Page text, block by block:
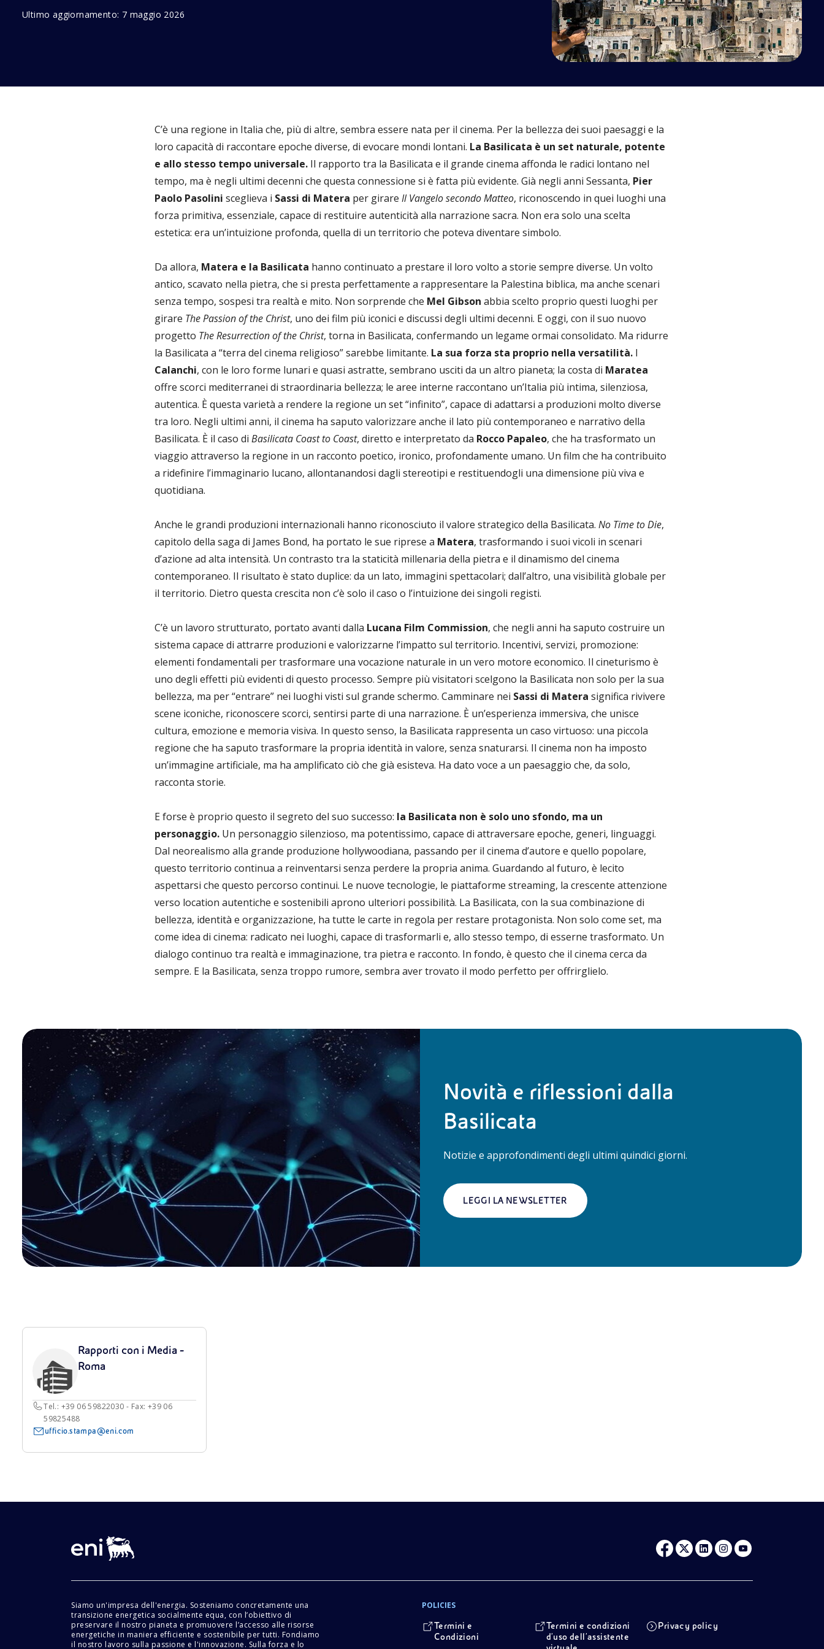
Ultimo aggiornamento: 7 maggio 2026
C’è una regione in Italia che, più di altre, sembra essere nata per il cinema. Per la bellezza dei suoi paesaggi e la
loro capacità di raccontare epoche diverse, di evocare mondi lontani. La Basilicata è un set naturale, potente
e allo stesso tempo universale. Il rapporto tra la Basilicata e il grande cinema affonda le radici lontano nel
tempo, ma è negli ultimi decenni che questa connessione si è fatta più evidente. Già negli anni Sessanta, Pier
Paolo Pasolini sceglieva i Sassi di Matera per girare Il Vangelo secondo Matteo, riconoscendo in quei luoghi una
forza primitiva, essenziale, capace di restituire autenticità alla narrazione sacra. Non era solo una scelta
estetica: era un’intuizione profonda, quella di un territorio che poteva diventare simbolo.
Da allora, Matera e la Basilicata hanno continuato a prestare il loro volto a storie sempre diverse. Un volto
antico, scavato nella pietra, che si presta perfettamente a rappresentare la Palestina biblica, ma anche scenari
senza tempo, sospesi tra realtà e mito. Non sorprende che Mel Gibson abbia scelto proprio questi luoghi per
girare The Passion of the Christ, uno dei film più iconici e discussi degli ultimi decenni. E oggi, con il suo nuovo
progetto The Resurrection of the Christ, torna in Basilicata, confermando un legame ormai consolidato. Ma ridurre
la Basilicata a “terra del cinema religioso” sarebbe limitante. La sua forza sta proprio nella versatilità. I
Calanchi, con le loro forme lunari e quasi astratte, sembrano usciti da un altro pianeta; la costa di Maratea
offre scorci mediterranei di straordinaria bellezza; le aree interne raccontano un’Italia più intima, silenziosa,
autentica. È questa varietà a rendere la regione un set “infinito”, capace di adattarsi a produzioni molto diverse
tra loro. Negli ultimi anni, il cinema ha saputo valorizzare anche il lato più contemporaneo e narrativo della
Basilicata. È il caso di Basilicata Coast to Coast, diretto e interpretato da Rocco Papaleo, che ha trasformato un
viaggio attraverso la regione in un racconto poetico, ironico, profondamente umano. Un film che ha contribuito
a ridefinire l’immaginario lucano, allontanandosi dagli stereotipi e restituendogli una dimensione più viva e
quotidiana.
Anche le grandi produzioni internazionali hanno riconosciuto il valore strategico della Basilicata. No Time to Die,
capitolo della saga di James Bond, ha portato le sue riprese a Matera, trasformando i suoi vicoli in scenari
d’azione ad alta intensità. Un contrasto tra la staticità millenaria della pietra e il dinamismo del cinema
contemporaneo. Il risultato è stato duplice: da un lato, immagini spettacolari; dall’altro, una visibilità globale per
il territorio. Dietro questa crescita non c’è solo il caso o l’intuizione dei singoli registi.
C’è un lavoro strutturato, portato avanti dalla Lucana Film Commission, che negli anni ha saputo costruire un
sistema capace di attrarre produzioni e valorizzarne l’impatto sul territorio. Incentivi, servizi, promozione:
elementi fondamentali per trasformare una vocazione naturale in un vero motore economico. Il cineturismo è
uno degli effetti più evidenti di questo processo. Sempre più visitatori scelgono la Basilicata non solo per la sua
bellezza, ma per “entrare” nei luoghi visti sul grande schermo. Camminare nei Sassi di Matera significa rivivere
scene iconiche, riconoscere scorci, sentirsi parte di una narrazione. È un’esperienza immersiva, che unisce
cultura, emozione e memoria visiva. In questo senso, la Basilicata rappresenta un caso virtuoso: una piccola
regione che ha saputo trasformare la propria identità in valore, senza snaturarsi. Il cinema non ha imposto
un’immagine artificiale, ma ha amplificato ciò che già esisteva. Ha dato voce a un paesaggio che, da solo,
racconta storie.
E forse è proprio questo il segreto del suo successo: la Basilicata non è solo uno sfondo, ma un
personaggio. Un personaggio silenzioso, ma potentissimo, capace di attraversare epoche, generi, linguaggi.
Dal neorealismo alla grande produzione hollywoodiana, passando per il cinema d’autore e quello popolare,
questo territorio continua a reinventarsi senza perdere la propria anima. Guardando al futuro, è lecito
aspettarsi che questo percorso continui. Le nuove tecnologie, le piattaforme streaming, la crescente attenzione
verso location autentiche e sostenibili aprono ulteriori possibilità. La Basilicata, con la sua combinazione di
bellezza, identità e organizzazione, ha tutte le carte in regola per restare protagonista. Non solo come set, ma
come idea di cinema: radicato nei luoghi, capace di trasformarli e, allo stesso tempo, di esserne trasformato. Un
dialogo continuo tra realtà e immaginazione, tra pietra e racconto. In fondo, è questo che il cinema cerca da
sempre. E la Basilicata, senza troppo rumore, sembra aver trovato il modo perfetto per offrirglielo.
Novità e riflessioni dalla
Basilicata
Notizie e approfondimenti degli ultimi quindici giorni.
LEGGI LA NEWSLETTER
Rapporti con i Media -
Roma
Tel.: +39 06 59822030 - Fax: +39 06
59825488
ufficio.stampa@eni.com
Siamo un'impresa dell'energia. Sosteniamo concretamente una
transizione energetica socialmente equa, con l’obiettivo di
preservare il nostro pianeta e promuovere l’accesso alle risorse
energetiche in maniera efficiente e sostenibile per tutti. Fondiamo
il nostro lavoro sulla passione e l'innovazione. Sulla forza e lo
POLICIES
Termini e
Condizioni
Termini e condizioni
d'uso dell'assistente
Privacy policy